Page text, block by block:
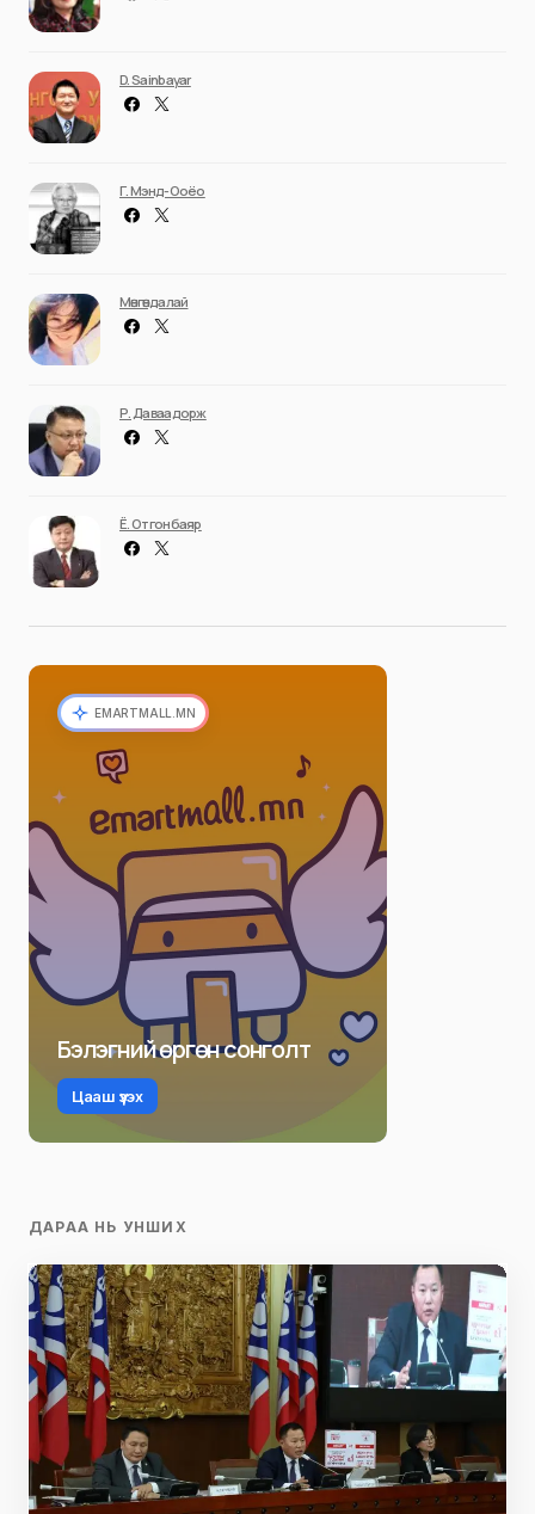
D. Sainbayar
Г. Мэнд-Ооёо
Мөнгөндалай
Р. Даваадорж
Ё. Отгонбаяр
EMARTMALL.MN
Бэлэгний өргөн сонголт
Цааш үзэх
ДАРАА НЬ УНШИХ